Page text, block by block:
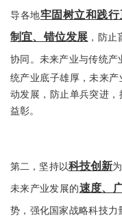
导各地牢固树立和践
制宜、错位发展 ，防止
协同。未来产业与传统产
统产业底子雄厚，未来
动发展，防止单兵突进
益彰。
第二，坚持以科技创新
未来产业发展的速度、
势，强化国家战略科技力